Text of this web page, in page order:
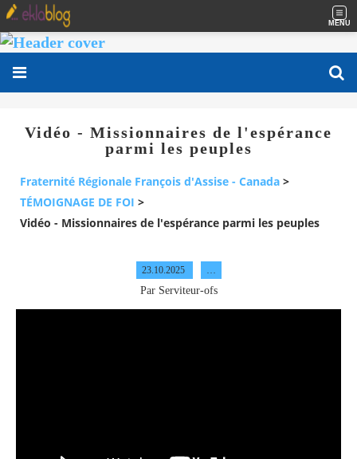
MENU
Vidéo - Missionnaires de l'espérance
parmi les peuples
Fraternité Régionale François d'Assise - Canada >
TÉMOIGNAGE DE FOI >
Vidéo - Missionnaires de l'espérance parmi les peuples
23.10.2025
Par Serviteur-ofs